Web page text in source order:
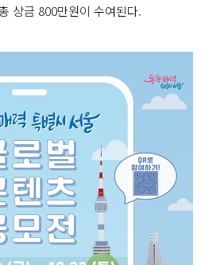
상금 800만원이 수여된다.